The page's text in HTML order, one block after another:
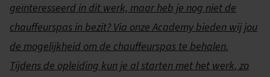
geïnteresseerd in dit werk, maar heb je nog niet de
chauffeurspas in bezit? Via onze Academy bieden wij jou
de mogelijkheid om de chauffeurspas te behalen.
Tijdens de opleiding kun je al starten met het werk, zo